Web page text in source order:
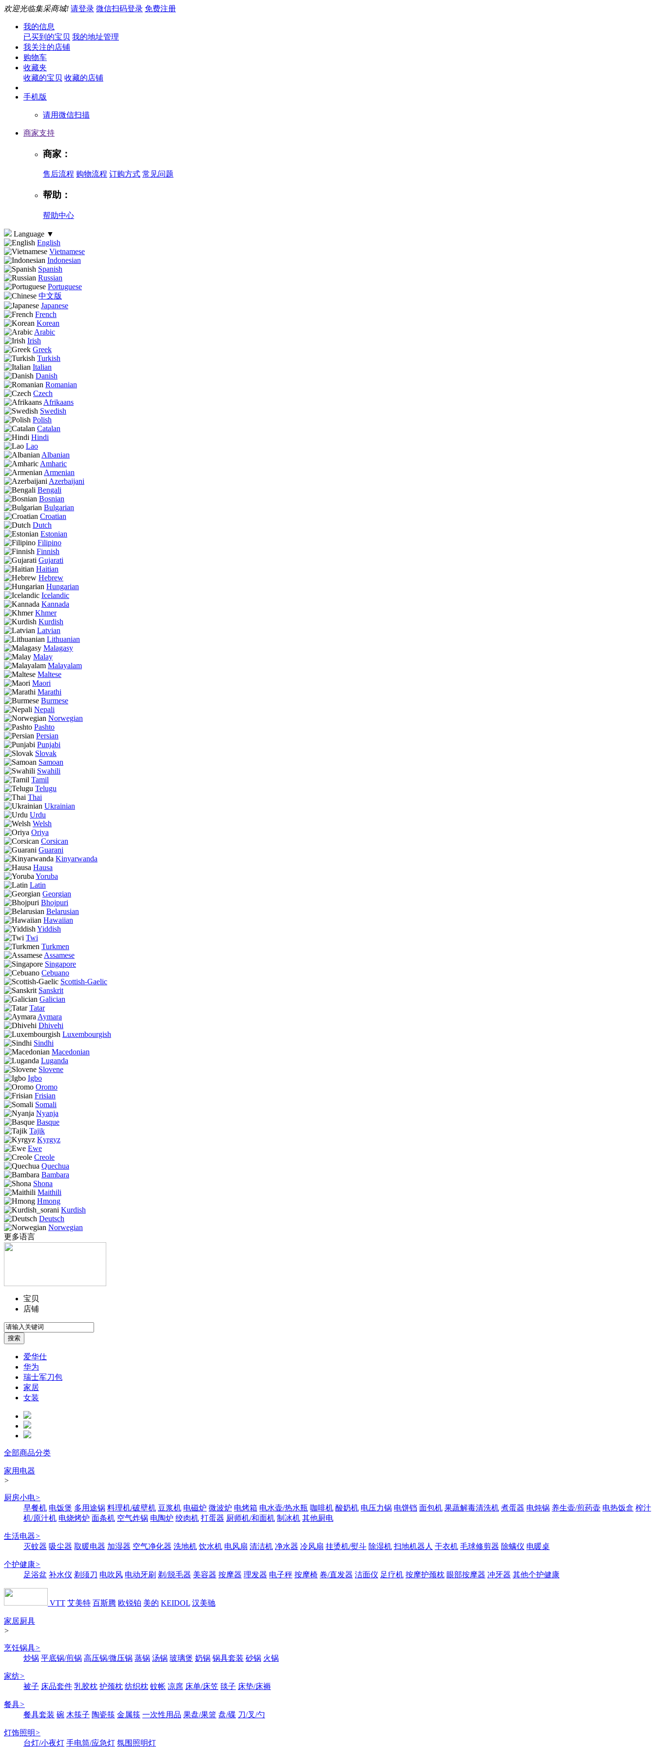
欢迎光临集采商城! 请登录 微信扫码登录 免费注册
我的信息
已买到的宝贝 我的地址管理
我关注的店铺
购物车
收藏夹
收藏的宝贝 收藏的店铺
手机版
请用微信扫描
商家支持
商家：
售后流程 购物流程 订购方式 常见问题
帮助：
帮助中心
Language ▼
English
Vietnamese
Indonesian
Spanish
Russian
Portuguese
中文版
Japanese
French
Korean
Arabic
Irish
Greek
Turkish
Italian
Danish
Romanian
Czech
Afrikaans
Swedish
Polish
Catalan
Hindi
Lao
Albanian
Amharic
Armenian
Azerbaijani
Bengali
Bosnian
Bulgarian
Croatian
Dutch
Estonian
Filipino
Finnish
Gujarati
Haitian
Hebrew
Hungarian
Icelandic
Kannada
Khmer
Kurdish
Latvian
Lithuanian
Malagasy
Malay
Malayalam
Maltese
Maori
Marathi
Burmese
Nepali
Norwegian
Pashto
Persian
Punjabi
Slovak
Samoan
Swahili
Tamil
Telugu
Thai
Ukrainian
Urdu
Welsh
Oriya
Corsican
Guarani
Kinyarwanda
Hausa
Yoruba
Latin
Georgian
Bhojpuri
Belarusian
Hawaiian
Yiddish
Twi
Turkmen
Assamese
Singapore
Cebuano
Scottish-Gaelic
Sanskrit
Galician
Tatar
Aymara
Dhivehi
Luxembourgish
Sindhi
Macedonian
Luganda
Slovene
Igbo
Oromo
Frisian
Somali
Nyanja
Basque
Tajik
Kyrgyz
Ewe
Creole
Quechua
Bambara
Shona
Maithili
Hmong
Kurdish
Deutsch
Norwegian
更多语言
宝贝
店铺
爱华仕
华为
瑞士军刀包
家居
女装
全部商品分类
家用电器
>
厨房小电>
早餐机 电饭煲 多用途锅 料理机/破壁机 豆浆机 电磁炉 微波炉 电烤箱 电水壶/热水瓶 咖啡机 酸奶机 电压力锅 电饼铛 面包机 果蔬解毒清洗机 煮蛋器 电炖锅 养生壶/煎药壶 电热饭盒 榨汁
机/原汁机 电烧烤炉 面条机 空气炸锅 电陶炉 绞肉机 打蛋器 厨师机/和面机 制冰机 其他厨电
生活电器>
灭蚊器 吸尘器 取暖电器 加湿器 空气净化器 洗地机 饮水机 电风扇 清洁机 净水器 冷风扇 挂烫机/熨斗 除湿机 扫地机器人 干衣机 毛球修剪器 除螨仪 电暖桌
个护健康>
足浴盆 补水仪 剃须刀 电吹风 电动牙刷 剃/脱毛器 美容器 按摩器 理发器 电子秤 按摩椅 卷/直发器 洁面仪 足疗机 按摩护颈枕 眼部按摩器 冲牙器 其他个护健康
VTT 艾美特 百斯腾 欧锐铂 美的 KEIDOL 汉美驰
家居厨具
>
烹饪锅具>
炒锅 平底锅/煎锅 高压锅/微压锅 蒸锅 汤锅 玻璃煲 奶锅 锅具套装 砂锅 火锅
家纺>
被子 床品套件 乳胶枕 护颈枕 纺织枕 蚊帐 凉席 床单/床笠 毯子 床垫/床褥
餐具>
餐具套装 碗 木筷子 陶瓷筷 金属筷 一次性用品 果盘/果篮 盘/碟 刀/叉/勺
灯饰照明>
台灯/小夜灯 手电筒/应急灯 氛围照明灯